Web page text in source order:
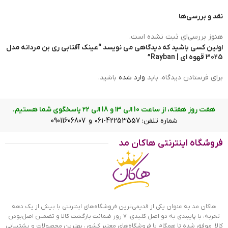
ابعاد عینک آفتابی ری بن مردانه مدل 3025 قهوه ای
نقد و بررسی‌ها
هنوز بررسی‌ای ثبت نشده است.
اولین کسی باشید که دیدگاهی می نویسد “عینک آفتابی ری بن مردانه مدل
3025 قهوه ای | Rayban”
برای فرستادن دیدگاه، باید وارد شده باشید.
هفت روز هفته، از ساعت 10 الی ۱3 و 18 الی ۲2 پاسخگوی شما هستیم.
شماره تلفن: 42253557-۰۶۱ و 09011606807
فروشگاه اینترنتی هاکان مد
هاکان مد به عنوان یکی از قدیمی‌ترین فروشگاه‌های اینترنتی با بیش از یک دهه
تجربه، با پایبندی به دو اصل کلیدی، ۷ روز ضمانت بازگشت کالا و تضمین اصل‌بودن
کالا، موفق شده تا همگام با فروشگاه‌های معتبر کشور، بهترین محصولات و پشتیبانی